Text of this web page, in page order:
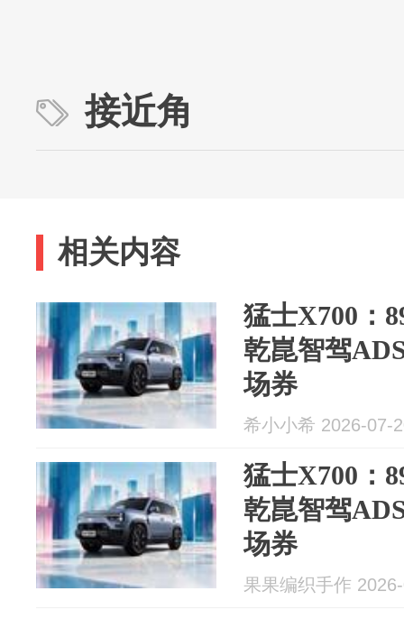
接近角
相关内容
猛士X700：
乾崑智驾
场券
希小小希 2026-07-
猛士X700：
乾崑智驾
场券
果果编织手作